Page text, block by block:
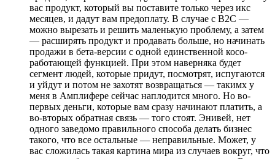
вас продукт, который вы поставите только через икс
месяцев, и дадут вам предоплату. В случае с B2C —
можно вырезать и решить маленькую проблему, а затем
— расширять продукт и продавать больше, но начинать
продажи в бета-версии с одной единственной косо-
работающей функцией. При этом наверняка будет
сегмент людей, которые придут, посмотрят, испугаются
и уйдут и потом не захотят возвращаться — такимх у
меня в Амплифере сейчас наплодится много. Но во-
первых деньги, которые вам сразу начинают платить, а
во-вторых обратная связь — того стоят. Энивей, нет
одного заведомо правильного способа делать бизнес
такого, что все остальные — неправильные. Может, у
вас сложилась такая картина мира из случаев вокруг, что